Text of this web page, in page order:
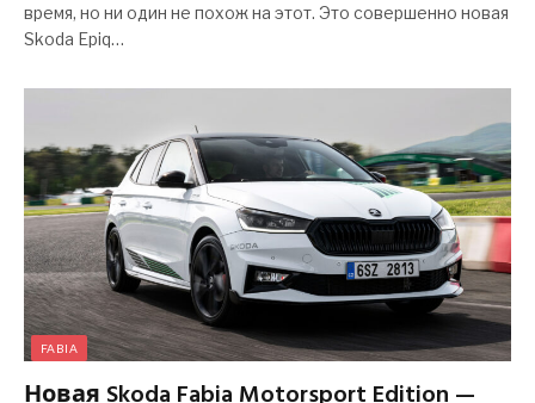
время, но ни один не похож на этот. Это совершенно новая
Skoda Epiq…
FABIA